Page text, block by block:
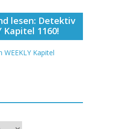
lesen: Detektiv
Kapitel 1160!